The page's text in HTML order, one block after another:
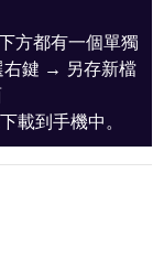
方都有一個單獨
右鍵 → 另存新檔
載到手機中。